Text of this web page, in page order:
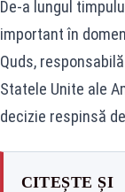
De-a lungul
important în
Quds,
Statele Unite ale
decizie respinsă
CITEȘTE ȘI